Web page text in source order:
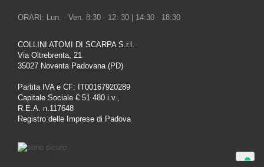
ORARI: Lun. - Ven. 8:30 - 12: 30 | 14:30 - 18:30
COLLINI ATOMI DI SCARPA S.r.l.
Via Oltrebrenta, 21
35027 Noventa Padovana (PD)
Partita IVA e CF: IT00167920289
Capitale Sociale € 51.480 i.v.,
R.E.A. n.117648
Registro delle Imprese di Padova